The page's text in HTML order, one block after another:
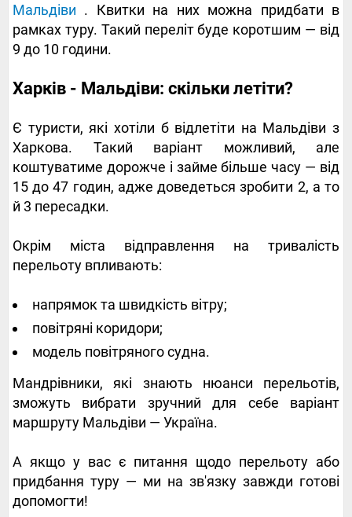
Мальдіви . Квитки на них можна придбати в
рамках туру. Такий переліт буде коротшим — від
9 до 10 години.
Харків - Мальдіви: скільки летіти?
Є туристи, які хотіли б відлетіти на Мальдіви з
Харкова. Такий варіант можливий, але
коштуватиме дорожче і займе більше часу — від
15 до 47 годин, адже доведеться зробити 2, а то
й 3 пересадки.
Окрім міста відправлення на тривалість
перельоту впливають:
напрямок та швидкість вітру;
повітряні коридори;
модель повітряного судна.
Мандрівники, які знають нюанси перельотів,
зможуть вибрати зручний для себе варіант
маршруту Мальдіви — Україна.
А якщо у вас є питання щодо перельоту або
придбання туру — ми на зв'язку завжди готові
допомогти!